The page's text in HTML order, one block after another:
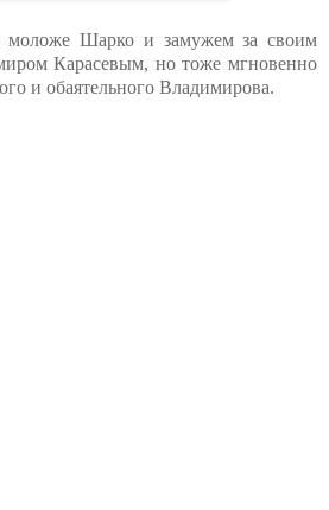
моложе Шарко и замужем за своим
Карасевым, но тоже мгновенно
и обаятельного Владимирова.